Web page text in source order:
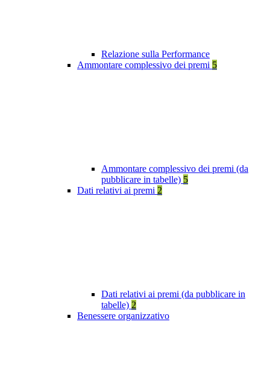
Relazione sulla Performance
Ammontare complessivo dei premi 5
Ammontare complessivo dei premi (da
pubblicare in tabelle) 5
Dati relativi ai premi 2
Dati relativi ai premi (da pubblicare in
tabelle) 2
Benessere organizzativo